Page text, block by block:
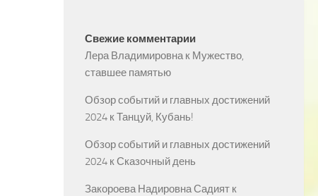
Свежие комментарии
Лера Владимировнак Мужество,
ставшее памятью
Обзор событий и главных достижений
2024 кТанцуй, Кубань!
Обзор событий и главных достижений
2024 кСказочный день
Закороева Надировна Садият к